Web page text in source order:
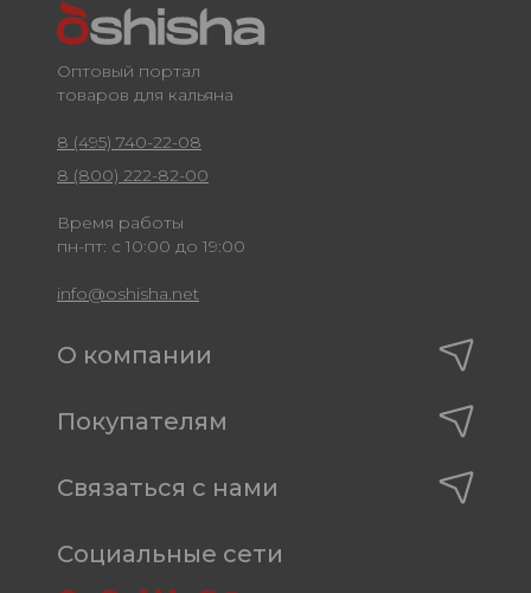
Оптовый портал
товаров для кальяна
8 (495) 740-22-08
8 (800) 222-82-00
Время работы
пн-пт: с 10:00 до 19:00
info@oshisha.net
О компании
Покупателям
Связаться с нами
Социальные сети